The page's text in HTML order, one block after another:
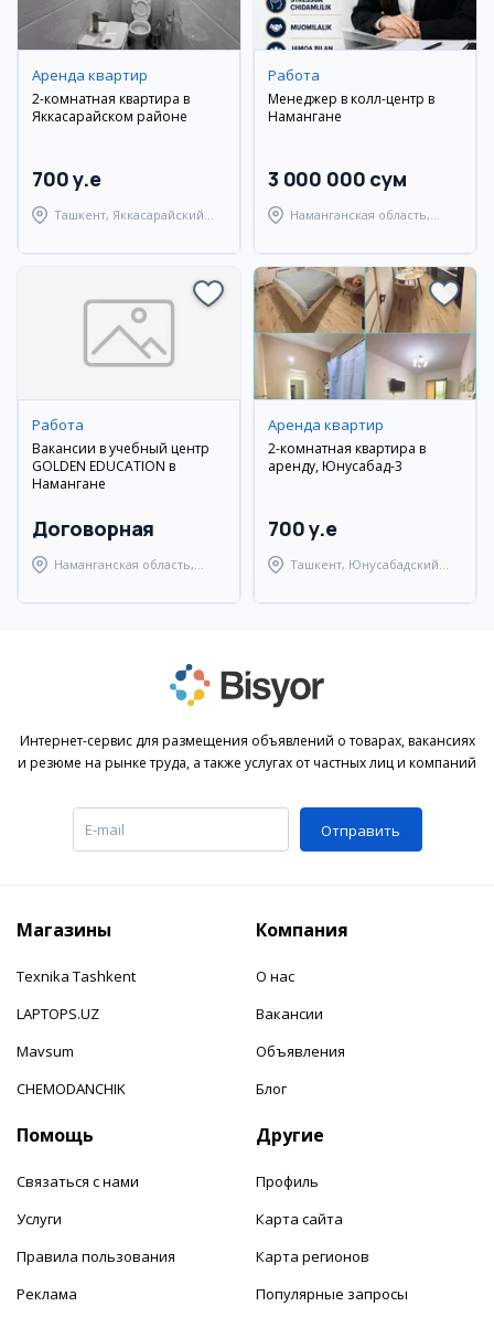
Аренда квартир
2-комнатная квартира в
Яккасарайском районе
700 y.e
Ташкент, Яккасарайский
Работа
Менеджер в колл-центр в
Намангане
3 000 000 сум
Наманганская область,
Работа
Вакансии в учебный центр
GOLDEN EDUCATION в
Намангане
Договорная
Наманганская область,
Аренда квартир
2-комнатная квартира в
аренду, Юнусабад-3
700 y.e
Ташкент, Юнусабадский
Интернет-сервис для размещения объявлений о товарах, вакансиях
и резюме на рынке труда, а также услугах от частных лиц и компаний
Отправить
Магазины
Texnika Tashkent
LAPTOPS.UZ
Mavsum
CHEMODANCHIK
Компания
О нас
Вакансии
Объявления
Блог
Помощь
Связаться с нами
Услуги
Правила пользования
Реклама
Другие
Профиль
Карта сайта
Карта регионов
Популярные запросы